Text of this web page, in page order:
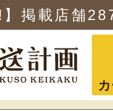
】掲載店舗